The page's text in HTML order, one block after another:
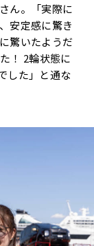
ん。「実際に
安定感に驚き
驚いたようだ
！ 2輪状態に
した」と通な